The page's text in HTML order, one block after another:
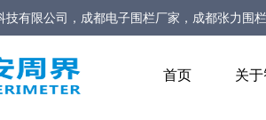
技有限公司，成都电子围栏厂家，成都张力围
，定位型振动光纤报警系统厂家，生物静电感应
首页 关